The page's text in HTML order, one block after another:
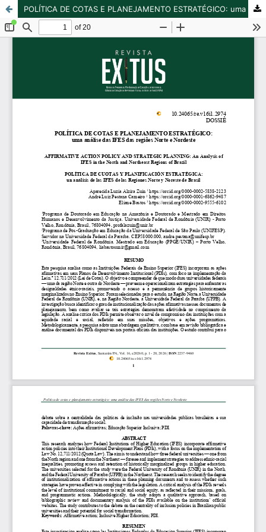
POLÍTICA DE COTAS E PLANEJAMENTO ESTRATÉGICO: uma análise das IFES das regiões Norte e Nordeste